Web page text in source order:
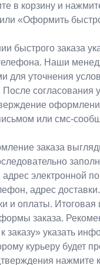
в корзину и
«Оформить
быстрого заказа
Наши
для уточнения
После согласования
или смс-
заказа
электронной
адрес
и оплаты. Итоговая
заказа.
заказу» указать
курьеру будет
нажмите